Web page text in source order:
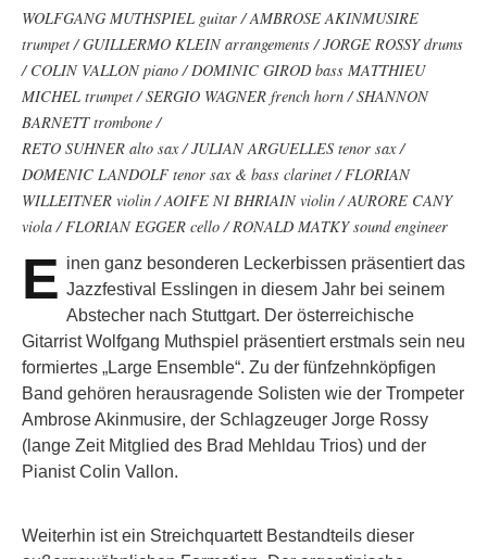
WOLFGANG MUTHSPIEL guitar / AMBROSE AKINMUSIRE
trumpet / GUILLERMO KLEIN arrangements / JORGE ROSSY drums
/ COLIN VALLON piano / DOMINIC GIROD bass MATTHIEU
MICHEL trumpet / SERGIO WAGNER french horn / SHANNON
BARNETT trombone /
RETO SUHNER alto sax / JULIAN ARGUELLES tenor sax /
DOMENIC LANDOLF tenor sax & bass clarinet / FLORIAN
WILLEITNER violin / AOIFE NI BHRIAIN violin / AURORE CANY
viola / FLORIAN EGGER cello / RONALD MATKY sound engineer
E inen ganz besonderen Leckerbissen präsentiert das
Jazzfestival Esslingen in diesem Jahr bei seinem
Abstecher nach Stuttgart. Der österreichische
Gitarrist Wolfgang Muthspiel präsentiert erstmals sein neu
formiertes „Large Ensemble“. Zu der fünfzehnköpfigen
Band gehören herausragende Solisten wie der Trompeter
Ambrose Akinmusire, der Schlagzeuger Jorge Rossy
(lange Zeit Mitglied des Brad Mehldau Trios) und der
Pianist Colin Vallon.
Weiterhin ist ein Streichquartett Bestandteils dieser